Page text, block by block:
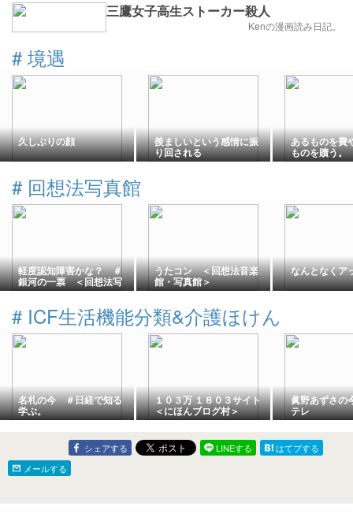
三鷹女子高生ストーカー殺人
Kenの漫画読み日記。
# 境遇
久しぶりの顔 羨ましいという感情に振
り回される
あるものを費
ものを贖う。
# 回想法写真館
軽度認知障害かな？ ＃
銀河の一票 ＜回想法写
真館＞
うたコン ＜回想法音楽
館・写真館＞
なんとなくア
# ICF生活機能分類&介護ほけん
名札の今 ＃日経で知る
学ぶ。
１０３万 １８０３サイト
＜にほんブログ村＞
眞野あずさ
テレ
シェアする LINEする
はてブする
メールする